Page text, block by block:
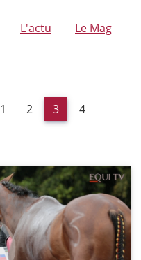
L'actu Le Mag
1 2 3
4